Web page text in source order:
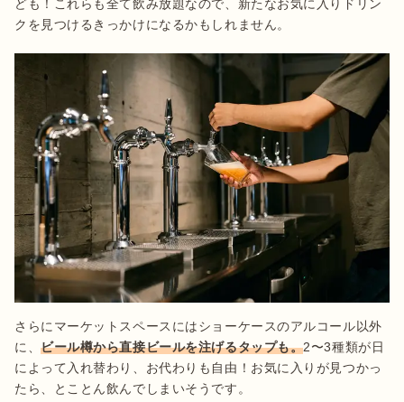
ども！これらも全て飲み放題なので、新たなお気に入りドリン
クを見つけるきっかけになるかもしれません。
さらにマーケットスペースにはショーケースのアルコール以外
に、ビール樽から直接ビールを注げるタップも。2〜3種類が日
によって入れ替わり、お代わりも自由！お気に入りが見つかっ
たら、とことん飲んでしまいそうです。